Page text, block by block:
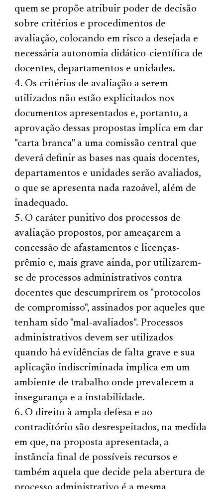
quem se propõe atribuir poder de decisão
sobre critérios e procedimentos de
avaliação, colocando em risco a desejada e
necessária autonomia didático-científica de
docentes, departamentos e unidades.
Os critérios de avaliação a serem
utilizados não estão explicitados nos
documentos apresentados e, portanto, a
aprovação dessas propostas implica em dar
"carta branca" a uma comissão central que
deverá definir as bases nas quais docentes,
departamentos e unidades serão avaliados,
o que se apresenta nada razoável, além de
inadequado.
O caráter punitivo dos processos de
avaliação propostos, por ameaçarem a
concessão de afastamentos e licenças-
prêmio e, mais grave ainda, por utilizarem-
se de processos administrativos contra
docentes que descumprirem os "protocolos
de compromisso", assinados por aqueles que
tenham sido "mal-avaliados". Processos
administrativos devem ser utilizados
quando há evidências de falta grave e sua
aplicação indiscriminada implica em um
ambiente de trabalho onde prevalecem a
insegurança e a instabilidade.
O direito à ampla defesa e ao
contraditório são desrespeitados, na medida
em que, na proposta apresentada, a
instância final de possíveis recursos e
também aquela que decide pela abertura de